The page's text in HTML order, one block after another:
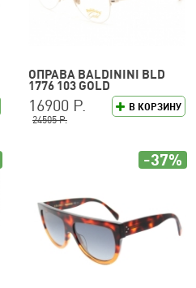
ОПРАВА BALDININI BLD
1776 103 GOLD
В КОРЗИНУ
16900 Р.
24505 Р.
-37%